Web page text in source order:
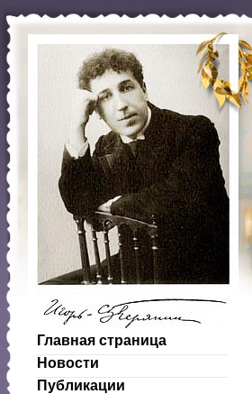
Главная страница
Новости
Публикации